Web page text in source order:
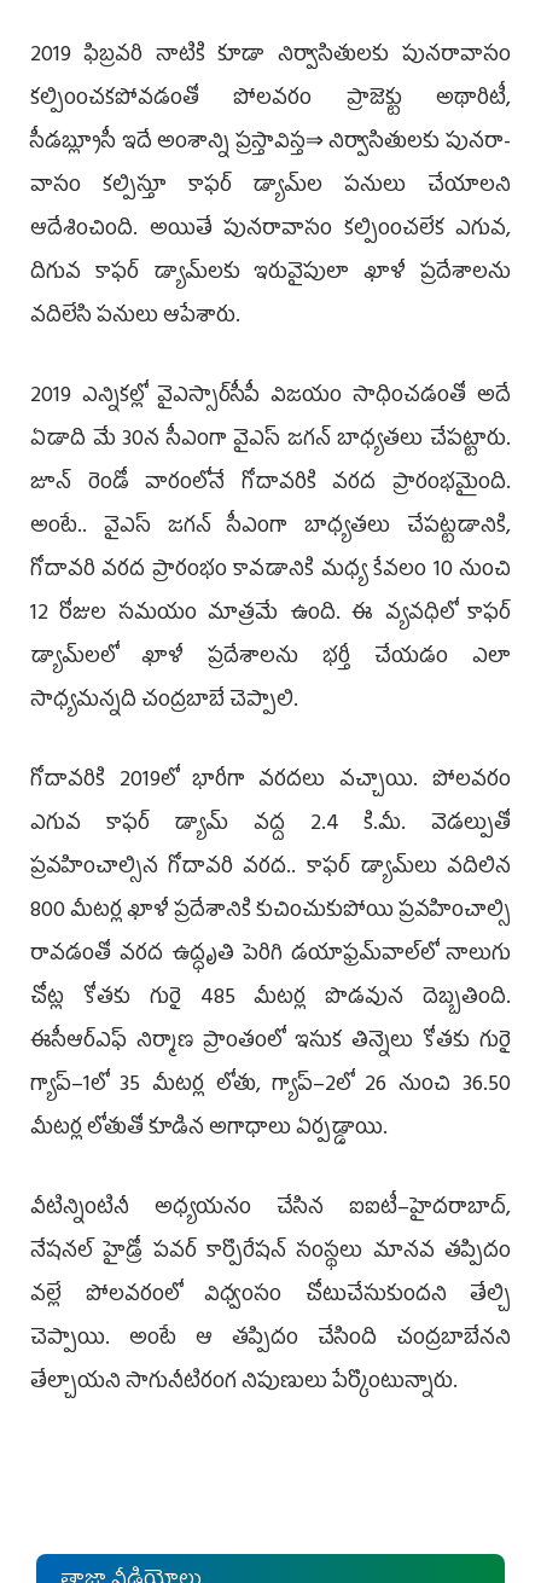
2019 ఫిబ్రవరి నాటికి కూడా నిర్వాసితులకు పునరా­వాసం
కల్పింంచకపోవడంతో పోలవరం ప్రాజెక్టు అథారిటీ,
సీడబ్ల్యూసీ ఇదే అంశాన్ని ప్రస్తావిస్త⇒ నిర్వాసితులకు పునరా­
వాసం కల్పిస్తూ కాఫర్‌ డ్యామ్‌ల పనులు చేయాలని
ఆదేశించింది. అయితే పునరావాసం కల్పింంచలేక ఎగువ,
దిగువ కాఫర్‌ డ్యామ్‌లకు ఇరువైపులా ఖాళీ ప్రదేశాలను
వదిలేసి పనులు ఆపేశారు.
2019 ఎన్నికల్లో వైఎస్సార్‌సీపీ విజయం సాధించడంతో అదే
ఏడాది మే 30న సీఎంగా వైఎస్‌ జగన్‌ బాధ్యతలు చేపట్టారు.
జూన్‌ రెండో వారంలోనే గోదావరికి వరద ప్రారంభమైంది.
అంటే.. వైఎస్‌ జగన్‌ సీఎంగా బాధ్యతలు చేపట్టడానికి,
గోదావరి వరద ప్రారంభం కావడానికి మధ్య కేవలం 10 నుంచి
12 రోజుల సమయం మాత్రమే ఉంది. ఈ వ్యవధిలో కాఫర్‌
డ్యామ్‌లలో ఖాళీ ప్రదేశాలను భర్తీ చేయడం ఎలా
సాధ్యమన్నది చంద్రబాబే చెప్పాలి.
గోదావరికి 2019లో భారీగా వరదలు వచ్చాయి. పోలవరం
ఎగువ కాఫర్‌ డ్యామ్‌ వద్ద 2.4 కి.మీ. వెడల్పుతో
ప్రవహించాల్సిన గోదావరి వరద.. కాఫర్‌ డ్యామ్‌లు వదిలిన
800 మీటర్ల ఖాళీ ప్రదేశానికి కుచించుకుపోయి ప్రవహించాల్సి
రావడంతో వరద ఉద్ధృతి పెరిగి డయాఫ్రమ్‌వాల్‌లో నాలుగు
చోట్ల కోతకు గురై 485 మీటర్ల పొడవున దెబ్బతింది.
ఈసీఆర్‌ఎఫ్‌ నిర్మాణ ప్రాంతంలో ఇసుక తిన్నెలు కోతకు గురై
గ్యాప్‌–1లో 35 మీటర్ల లోతు, గ్యాప్‌–2లో 26 నుంచి 36.50
మీటర్ల లోతుతో కూడిన అగాధాలు ఏర్పడ్డాయి.
వీటిన్నింటినీ అధ్యయనం చేసిన ఐఐటీ–హైదరాబాద్,
నేషనల్‌ హైడ్రో పవర్‌ కార్పొరేషన్‌ సంస్థలు మానవ తప్పి­దం
వల్లే పోలవరంలో విధ్వంసం చోటుచేసుకుందని తేల్చి
చెప్పాయి. అంటే ఆ తప్పిదం చేసింది చంద్రబాబేనని
తేల్చాయని సాగునీటిరంగ నిపుణులు పేర్కొంటున్నారు.